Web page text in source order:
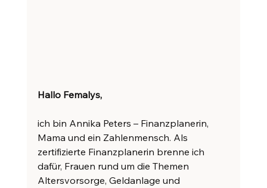
Hallo Femalys,
ich bin Annika Peters – Finanzplanerin,
Mama und ein Zahlenmensch. Als
zertifizierte Finanzplanerin brenne ich
dafür, Frauen rund um die Themen
Altersvorsorge, Geldanlage und